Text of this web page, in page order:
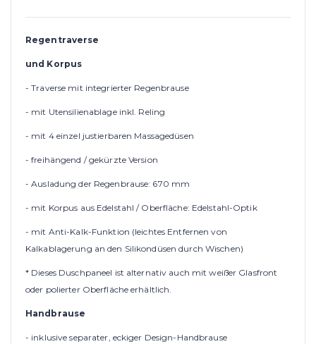
Regentraverse
und Korpus
- Traverse mit integrierter Regenbrause
- mit Utensilienablage inkl. Reling
- mit 4 einzel justierbaren Massagedüsen
- freihängend / gekürzte Version
- Ausladung der Regenbrause: 670 mm
- mit Korpus aus Edelstahl / Oberfläche: Edelstahl-Optik
- mit Anti-Kalk-Funktion (leichtes Entfernen von
Kalkablagerung an den Silikondüsen durch Wischen)
* Dieses Duschpaneel ist alternativ auch mit weißer Glasfront
oder polierter Oberfläche erhältlich.
Handbrause
- inklusive separater, eckiger Design-Handbrause